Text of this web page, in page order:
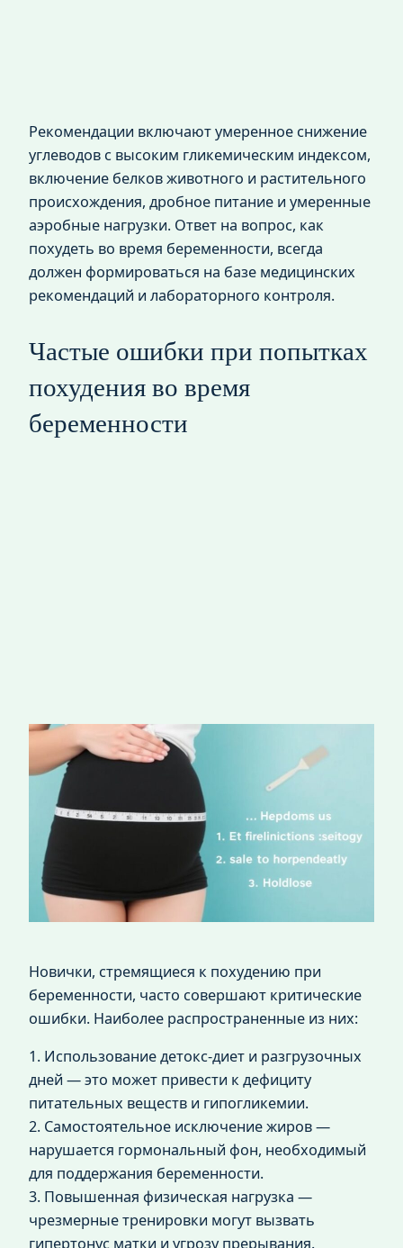
Рекомендации включают умеренное снижение
углеводов с высоким гликемическим индексом,
включение белков животного и растительного
происхождения, дробное питание и умеренные
аэробные нагрузки. Ответ на вопрос, как
похудеть во время беременности, всегда
должен формироваться на базе медицинских
рекомендаций и лабораторного контроля.
Частые ошибки при попытках
похудения во время
беременности
Новички, стремящиеся к похудению при
беременности, часто совершают критические
ошибки. Наиболее распространенные из них:
1. Использование детокс-диет и разгрузочных
дней — это может привести к дефициту
питательных веществ и гипогликемии.
2. Самостоятельное исключение жиров —
нарушается гормональный фон, необходимый
для поддержания беременности.
3. Повышенная физическая нагрузка —
чрезмерные тренировки могут вызвать
гипертонус матки и угрозу прерывания.